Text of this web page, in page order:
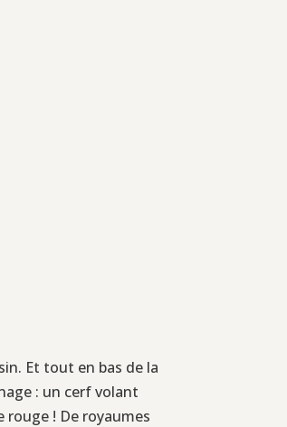
Et tout en bas de la
: un cerf volant
rouge ! De royaumes